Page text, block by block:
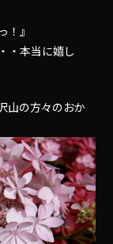
！』
・本当に嬉し
山の方々のおか